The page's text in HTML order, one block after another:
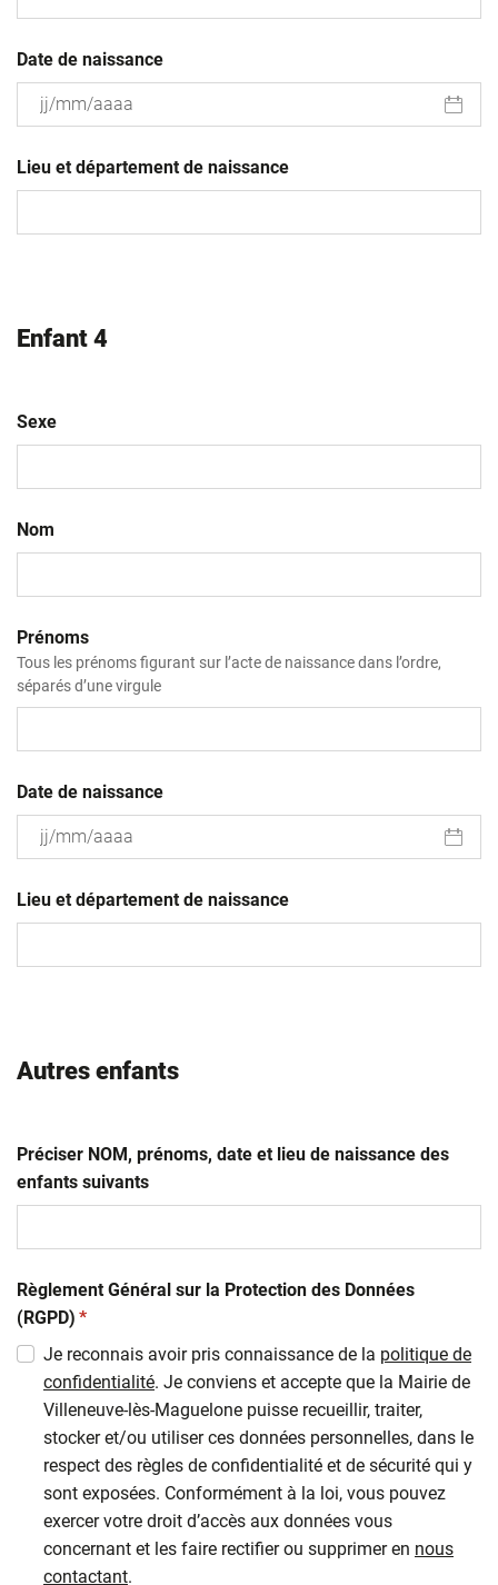
Date de naissance
slash
MM
Lieu et département de naissance
Enfant 4
Sexe
Nom
Prénoms
Tous les prénoms figurant sur l’acte de naissance dans l’ordre,
séparés d’une virgule
Date de naissance
slash
MM
Lieu et département de naissance
Autres enfants
Préciser NOM, prénoms, date et lieu de naissance des
enfants suivants
Règlement Général sur la Protection des Données
(RGPD) (obligatoire)
*
Je reconnais avoir pris connaissance de la politique de
confidentialité. Je conviens et accepte que la Mairie de
Villeneuve-lès-Maguelone puisse recueillir, traiter,
stocker et/ou utiliser ces données personnelles, dans le
respect des règles de confidentialité et de sécurité qui y
sont exposées. Conformément à la loi, vous pouvez
exercer votre droit d’accès aux données vous
concernant et les faire rectifier ou supprimer en nous
contactant.